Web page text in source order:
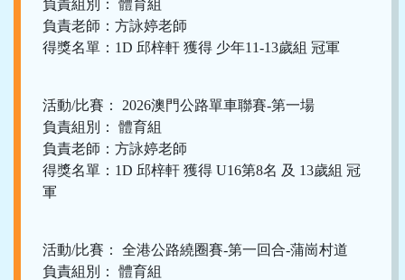
負責組別： 體育組
負責老師：方詠婷老師
得獎名單：1D 邱梓軒 獲得 少年11-13歲組 冠軍
活動/比賽： 2026澳門公路單車聯賽-第一場
負責組別： 體育組
負責老師：方詠婷老師
得獎名單：1D 邱梓軒 獲得 U16第8名 及 13歲組 冠
軍
活動/比賽： 全港公路繞圈賽-第一回合-蒲崗村道
負責組別： 體育組